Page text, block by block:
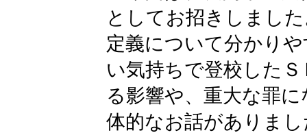
としてお招きしまし
定義について分かり
い気持ちで登校した
る影響や、重大な罪
体的なお話がありま